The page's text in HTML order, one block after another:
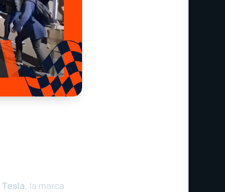
Tesla, la marca